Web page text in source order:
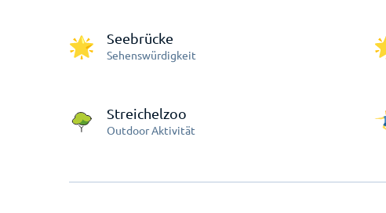
Seebrücke
Sehenswürdigkeit
Streichelzoo
Outdoor Aktivität